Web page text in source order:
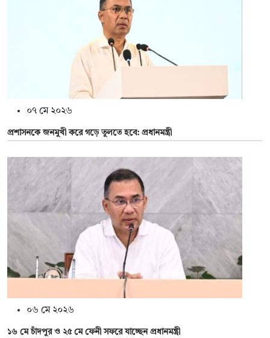
০৭ মে ২০২৬
প্রশাসনকে জনমুখী করে গড়ে তুলতে হবে: প্রধানমন্ত্রী
০৬ মে ২০২৬
১৬ মে চাঁদপুর ও ২৫ মে ফেনী সফরে যাচ্ছেন প্রধানমন্ত্রী